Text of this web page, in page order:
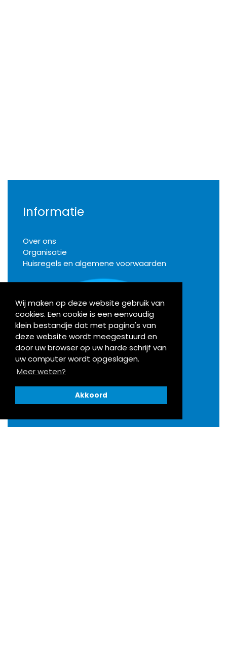
Wij maken op deze website gebruik van
cookies. Een cookie is een eenvoudig
klein bestandje dat met pagina's van
deze website wordt meegestuurd en
door uw browser op uw harde schrijf van
uw computer wordt opgeslagen.
Meer weten?
Akkoord
Informatie
Over ons
Organisatie
Huisregels en algemene voorwaarden
Klachten
Activiteiten